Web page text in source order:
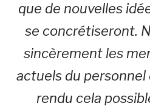
que de nouvelles
se concrétiseront.
sincèrement les
actuels du
rendu cela